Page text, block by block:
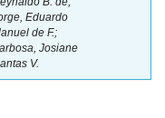
Eduardo
de F.;
Josiane
V.